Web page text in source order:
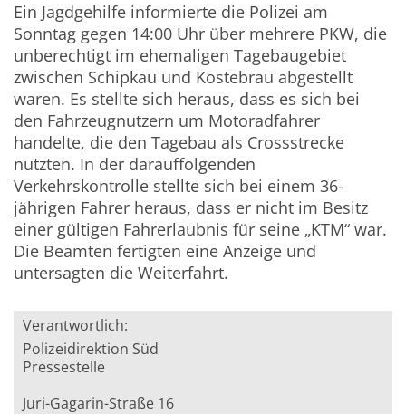
Ein Jagdgehilfe informierte die Polizei am
Sonntag gegen 14:00 Uhr über mehrere PKW, die
unberechtigt im ehemaligen Tagebaugebiet
zwischen Schipkau und Kostebrau abgestellt
waren. Es stellte sich heraus, dass es sich bei
den Fahrzeugnutzern um Motoradfahrer
handelte, die den Tagebau als Crossstrecke
nutzten. In der darauffolgenden
Verkehrskontrolle stellte sich bei einem 36-
jährigen Fahrer heraus, dass er nicht im Besitz
einer gültigen Fahrerlaubnis für seine „KTM“ war.
Die Beamten fertigten eine Anzeige und
untersagten die Weiterfahrt.
Verantwortlich:
Polizeidirektion Süd
Pressestelle
Juri-Gagarin-Straße 16